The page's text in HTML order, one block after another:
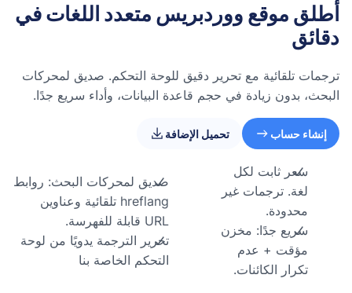
أطلق موقع ووردبريس متعدد اللغات في
دقائق
ترجمات تلقائية مع تحرير دقيق للوحة التحكم. صديق لمحركات
البحث، بدون زيادة في حجم قاعدة البيانات، وأداء سريع جدًا.
إنشاء حساب تحميل الإضافة
سعر ثابت لكل
لغة. ترجمات غير
محدودة.
سريع جدًا: مخزن
مؤقت + عدم
تكرار الكائنات.
صديق لمحركات البحث: روابط
hreflang تلقائية وعناوين
URL قابلة للفهرسة.
تحرير الترجمة يدويًا من لوحة
التحكم الخاصة بنا